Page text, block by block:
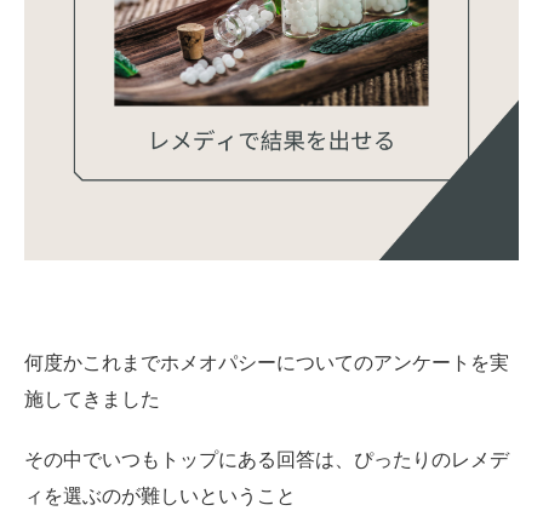
何度かこれまでホメオパシーについてのアンケートを実
施してきました
その中でいつもトップにある回答は、ぴったりのレメデ
ィを選ぶのが難しいということ